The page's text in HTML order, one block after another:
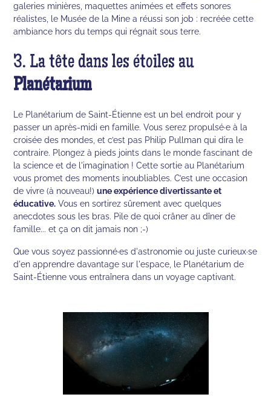
galeries minières, maquettes animées et effets sonores
réalistes, le Musée de la Mine a réussi son job : recréée cette
ambiance hors du temps qui régnait sous terre.
3. La tête dans les étoiles au
Planétarium
Le Planétarium de Saint-Étienne est un bel endroit pour y
passer un après-midi en famille. Vous serez propulsé·e à la
croisée des mondes, et c’est pas Philip Pullman qui dira le
contraire. Plongez à pieds joints dans le monde fascinant de
la science et de l'imagination ! Cette sortie au Planétarium
vous promet des moments inoubliables. C’est une occasion
de vivre (à nouveau!)une expérience divertissante et
éducative. Vous en sortirez sûrement avec quelques
anecdotes sous les bras. Pile de quoi crâner au dîner de
famille... et ça on dit jamais non ;-)
Que vous soyez passionné·es d'astronomie ou juste curieux·se
d'en apprendre davantage sur l'espace, le Planétarium de
Saint-Étienne vous entraînera dans un voyage captivant.